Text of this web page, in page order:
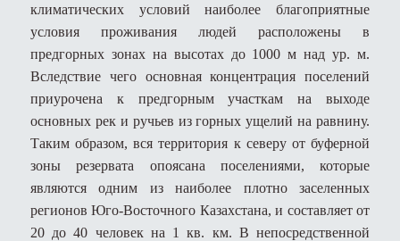
климатических условий наиболее благоприятные
условия проживания людей расположены в
предгорных зонах на высотах до 1000 м над ур. м.
Вследствие чего основная концентрация поселений
приурочена к предгорным участкам на выходе
основных рек и ручьев из горных ущелий на равнину.
Таким образом, вся территория к северу от буферной
зоны резервата опоясана поселениями, которые
являются одним из наиболее плотно заселенных
регионов Юго-Восточного Казахстана, и составляет от
20 до 40 человек на 1 кв. км. В непосредственной